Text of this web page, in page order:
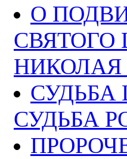
О
СВЯТОГО
НИКОЛАЯ
СУДЬБА
СУДЬБА